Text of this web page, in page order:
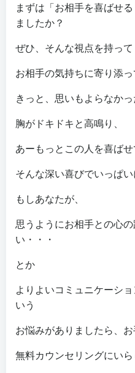
まずは「お相手を喜ばせ
ましたか？
ぜひ、そんな視点を持って
お相手の気持ちに寄り添
きっと、思いもよらなか
胸がドキドキと高鳴り、
あーもっとこの人を喜ば
そんな深い喜びでいっぱ
もしあなたが、
思うようにお相手との心
い・・・
とか
よりよいコミュニケーシ
いう
お悩みがありましたら、
無料カウンセリングにいら